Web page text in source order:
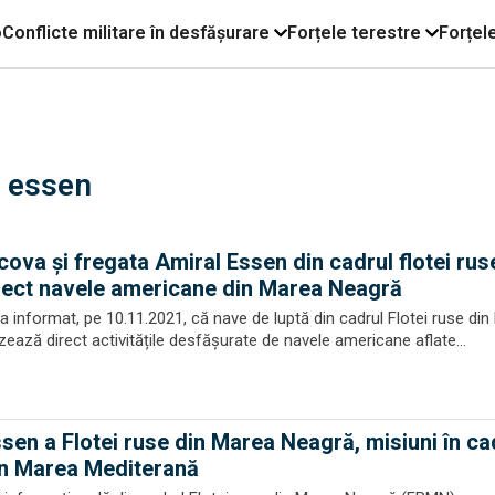
Conflicte militare în desfășurare Forțele terestre
și fregata Amiral Essen din cadrul flotei
navele americane din Marea Neagră
informat, pe 10.11.2021, că nave de luptă din cadrul Flotei ruse din
direct activitățile desfășurate de navele americane aflate...
a Flotei ruse din Marea Neagră, misiuni în
Marea Mediterană